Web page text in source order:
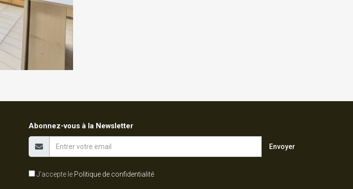
Abonnez-vous à la Newsletter
Envoyer
J'accepte le Politique de confidentialité